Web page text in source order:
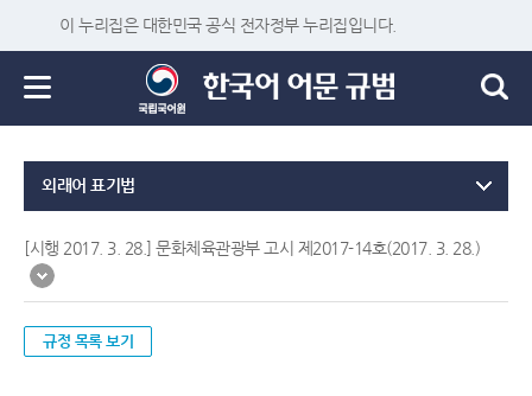
이 누리집은 대한민국 공식 전자정부 누리집입니다.
외래어 표기법
[시행 2017. 3. 28.] 문화체육관광부 고시 제2017-14호(2017. 3. 28.)
규정 목록 보기